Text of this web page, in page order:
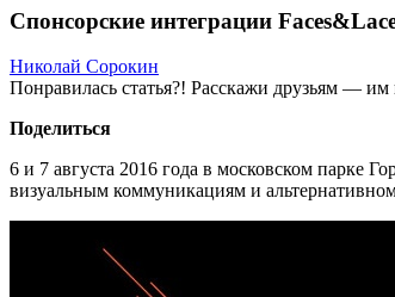
Спонсорские интеграции
Николай Сорокин
Понравилась статья?! Расскажи друзьям —
Поделиться
6 и 7 августа 2016 года в московском парке
визуальным коммуникациям и